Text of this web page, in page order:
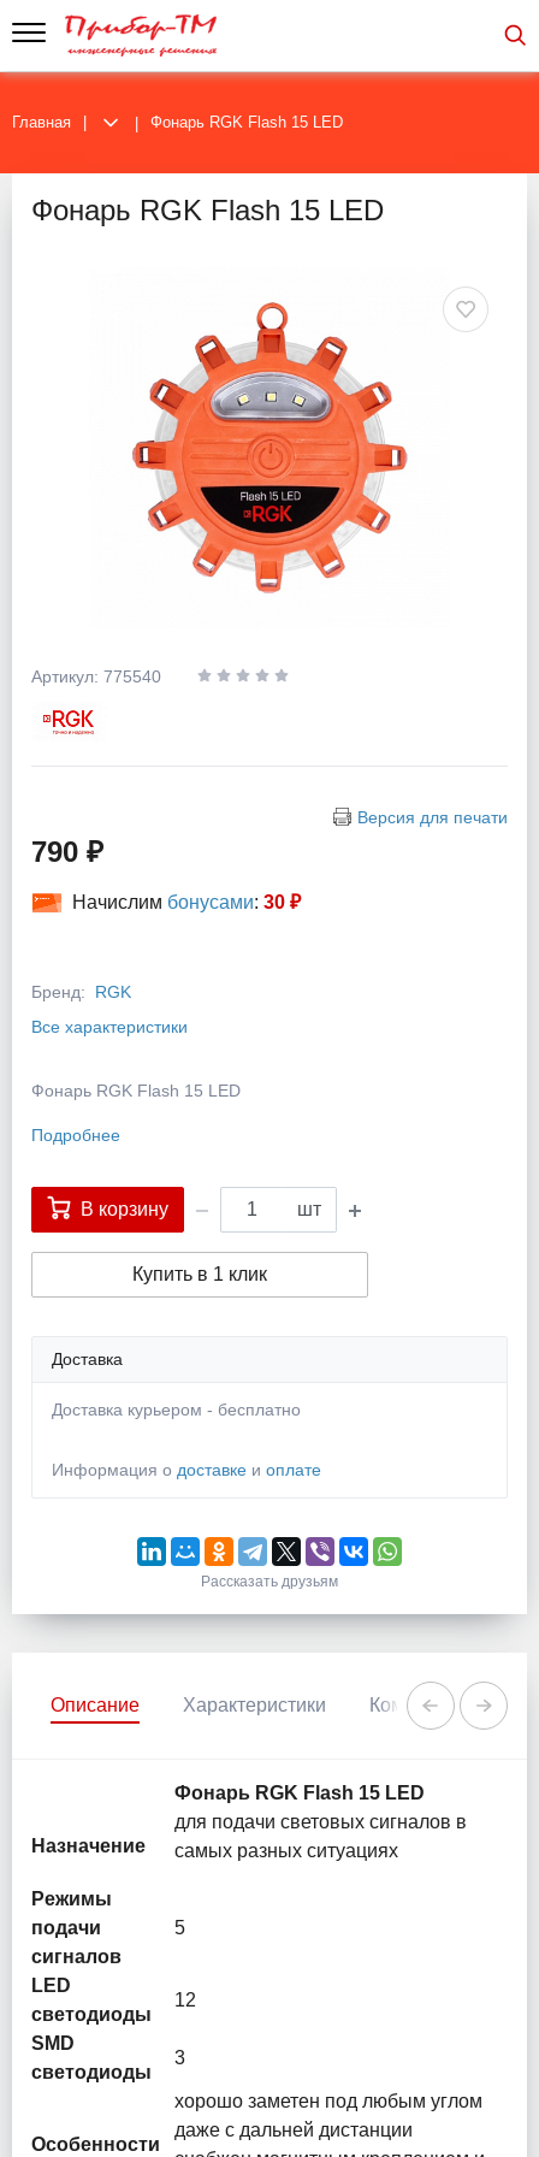
Главная Фонарь RGK Flash 15 LED
Фонарь RGK Flash 15 LED
Артикул: 775540
Версия для печати
790 ₽
Начислим бонусами: 30 ₽
Бренд:
RGK
Все характеристики
Фонарь RGK Flash 15 LED
Подробнее
В корзину шт
Купить в 1 клик
Доставка
Доставка курьером - бесплатно
Информация о доставке и оплате
Рассказать друзьям
Описание Характеристики Комментарии
Фонарь RGK Flash 15 LED
Назначение
для подачи световых сигналов в
самых разных ситуациях
Режимы
подачи
сигналов
5
LED
светодиоды
12
SMD
светодиоды
3
Особенности
хорошо заметен под любым углом
даже с дальней дистанции